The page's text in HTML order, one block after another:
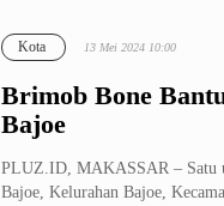
Brimob Bone
Bajoe
Kota 13 Mei 2024 10:00
PLUZ.ID, MAKASSAR – Satu
Bajoe, Kelurahan Bajoe,